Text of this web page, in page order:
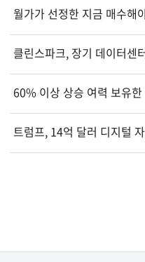
월가가 선정한 지금 매수해
클린스파크, 장기 데이터센
60% 이상 상승 여력 보유
트럼프, 14억 달러 디지털